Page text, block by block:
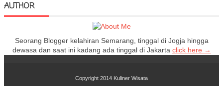
AUTHOR
Seorang Blogger kelahiran Semarang, tinggal di Jogja hingga
dewasa dan saat ini kadang ada tinggal di Jakarta click here →
Copyright 2014 Kuliner Wisata